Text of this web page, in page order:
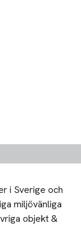
i Sverige och
miljövänliga
objekt &